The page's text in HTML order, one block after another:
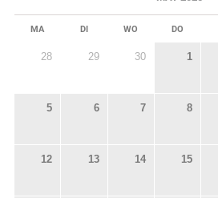
MA DI WO DO
28 29 30 1
5 6 7 8
12 13 14 15